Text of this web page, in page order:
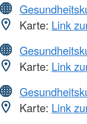
Karte: Link
Karte: Link
Karte: Link